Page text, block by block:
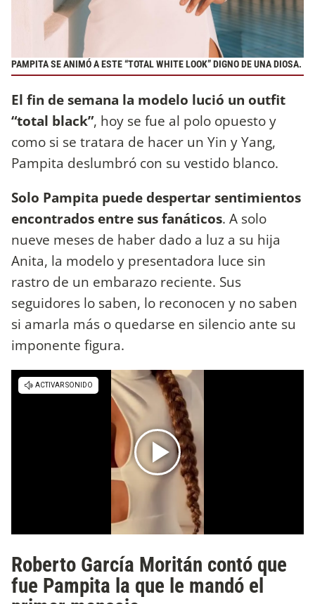
PAMPITA SE ANIMÓ A ESTE “TOTAL WHITE LOOK” DIGNO DE UNA DIOSA.
El fin de semana la modelo lució un outfit
“total black”, hoy se fue al polo opuesto y
como si se tratara de hacer un Yin y Yang,
Pampita deslumbró con su vestido blanco.
Solo Pampita puede despertar sentimientos
encontrados entre sus fanáticos. A solo
nueve meses de haber dado a luz a su hija
Anita, la modelo y presentadora luce sin
rastro de un embarazo reciente. Sus
seguidores lo saben, lo reconocen y no saben
si amarla más o quedarse en silencio ante su
imponente figura.
Roberto García Moritán contó que
fue Pampita la que le mandó el